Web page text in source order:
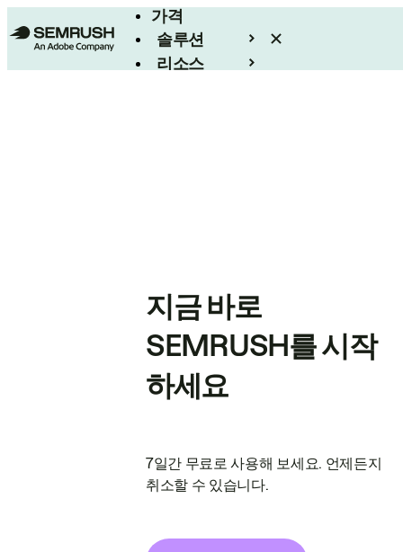
가격
솔루션
리소스
지금 바로
SEMRUSH를 시작
하세요
7일간 무료로 사용해 보세요. 언제든지
취소할 수 있습니다.